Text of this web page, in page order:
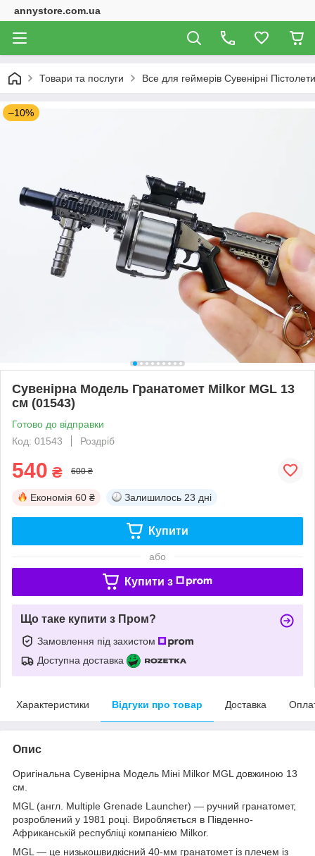
annystore.com.ua
Товари та послуги Все для геймерів Сувенірні
–10%
Сувенірна Модель Гранатомет Milkor MGL 13
см (01543)
Готово до відправки
Код: 01543
Роздріб
540 ₴ 600 ₴
Економія 60 ₴ Залишилось 23 дні
Купити
або
Купити з
Що таке купити з Пром?
Замовлення під захистом
Доступна доставка
Характеристики Відгуки про товар Доставка
Опис
Оригінальна Сувенірна Модель Міні Milkor MGL довжиною 13
см.
MGL (англ. Multiple Grenade Launcher) — ручний гранатомет,
розроблений у 1981 році. Виробляється в Південно-
Африканській республіці компанією Milkor.
MGL — це низькошвидкісний 40-мм гранатомет із плечем із